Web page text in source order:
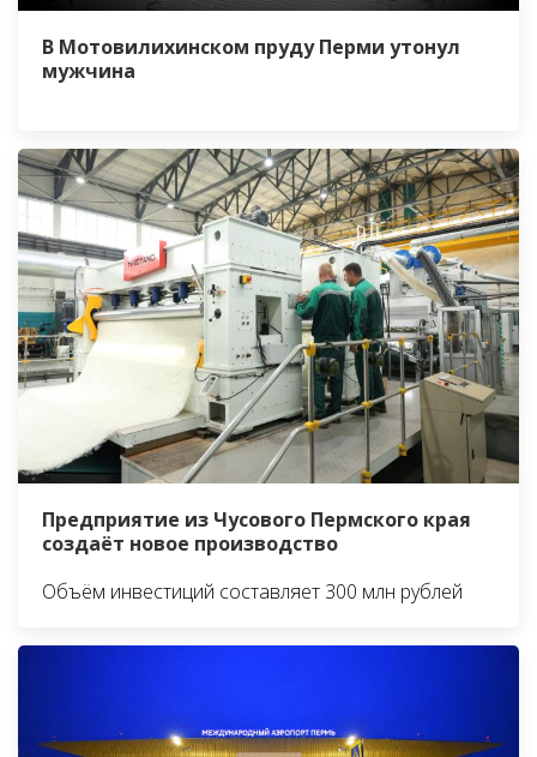
В Мотовилихинском пруду Перми утонул
мужчина
Предприятие из Чусового Пермского края
создаёт новое производство
Объём инвестиций составляет 300 млн рублей